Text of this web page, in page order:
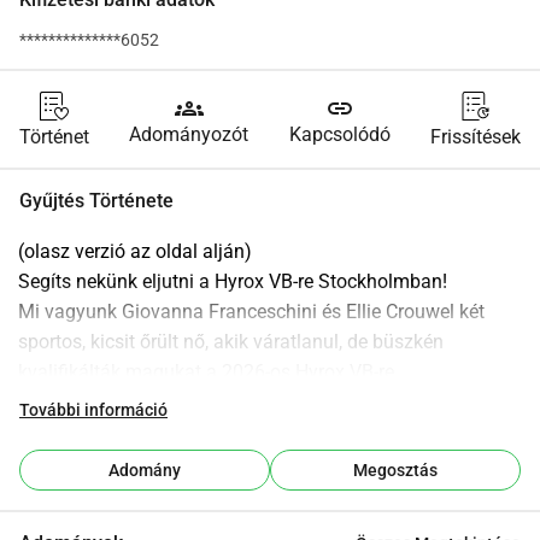
**************6052
Történet
groups
Adományozót
link
Kapcsolódó Frissítések
Gyűjtés Története
(olasz verzió az oldal alján)
Segíts nekünk eljutni a Hyrox VB-re Stockholmban!
Mi vagyunk Giovanna Franceschini és Ellie Crouwel két
sportos, kicsit őrült nő, akik váratlanul, de büszkén
Stockholmban a Double Woman Pro (55-59 év)
Úgy kezdődött, mint egy vicc: Egyszer csinálunk Hyroxot.
További információ
Adomány Megosztás